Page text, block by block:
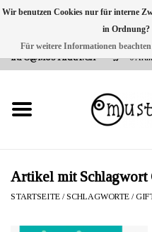
VERSANDKOSTEN 0 CHF
INFO@MUSTIKKA.CH
0
NEU BEI UNS
SHOP - A PIECE OF
FINLAND FOR YOU
Artikel mit Schlagwort
STARTSEITE /SCHLAGWORTE /
Wir benutzen Cookies nur für interne
in Ordnung?
Für weitere Informationen